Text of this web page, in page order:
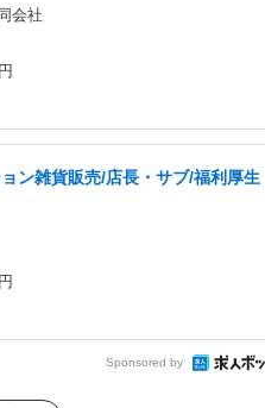
会社
ン雑貨販売/店長・サブ/福利厚生
Sponsored by